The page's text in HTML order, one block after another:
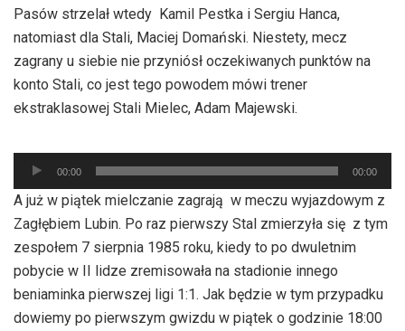
Pasów strzelał wtedy Kamil Pestka i Sergiu Hanca,
natomiast dla Stali, Maciej Domański. Niestety, mecz
zagrany u siebie nie przyniósł oczekiwanych punktów na
konto Stali, co jest tego powodem mówi trener
ekstraklasowej Stali Mielec, Adam Majewski.
Odtwarzacz
plików
dźwiękowych
00:00 00:00
A już w piątek mielczanie zagrają w meczu wyjazdowym z
Zagłębiem Lubin. Po raz pierwszy Stal zmierzyła się z tym
zespołem 7 sierpnia 1985 roku, kiedy to po dwuletnim
pobycie w II lidze zremisowała na stadionie innego
beniaminka pierwszej ligi 1:1. Jak będzie w tym przypadku
dowiemy po pierwszym gwizdu w piątek o godzinie 18:00